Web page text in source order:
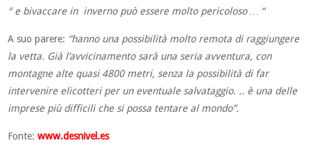
° e bivaccare in inverno può essere molto pericoloso … “
A suo parere: “hanno una possibilità molto remota di raggiungere
la vetta. Già l’avvicinamento sarà una seria avventura, con
montagne alte quasi 4800 metri, senza la possibilità di far
intervenire elicotteri per un eventuale salvataggio. .. è una delle
imprese più difficili che si possa tentare al mondo”.
Fonte:www.desnivel.es